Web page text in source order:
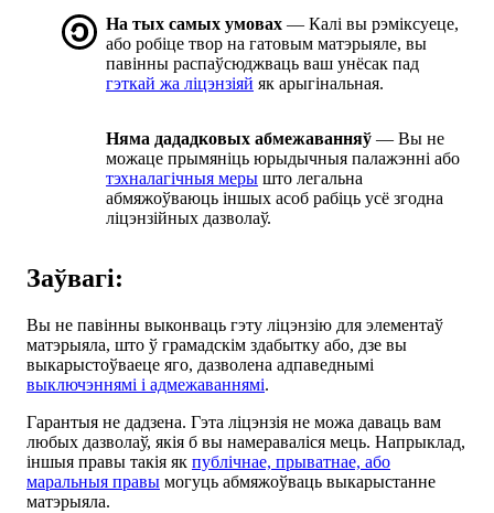
На тых самых умовах — Калі вы рэміксуеце,
або робіце твор на гатовым матэрыяле, вы
павінны распаўсюджваць ваш унёсак пад
гэткай жа ліцэнзіяй як арыгінальная.
Няма дададковых абмежаванняў — Вы не
можаце прымяніць юрыдычныя палажэнні або
тэхналагічныя меры што легальна
абмяжоўваюць іншых асоб рабіць усё згодна
ліцэнзійных дазволаў.
Заўвагі:
Вы не павінны выконваць гэту ліцэнзію для элементаў
матэрыяла, што ў грамадскім здабытку або, дзе вы
выкарыстоўваеце яго, дазволена адпаведнымі
выключэннямі і адмежаваннямі.
Гарантыя не дадзена. Гэта ліцэнзія не можа даваць вам
любых дазволаў, якія б вы намераваліся мець. Напрыклад,
іншыя правы такія як публічнае, прыватнае, або
маральныя правы могуць абмяжоўваць выкарыстанне
матэрыяла.